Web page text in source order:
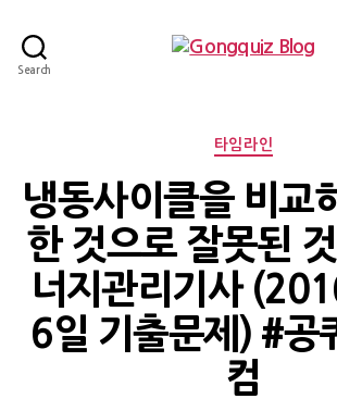
Search
Categories
타임라인
냉동사이클을 비교
한 것으로 잘못된 것
너지관리기사
6일 기출문제) #공
컴